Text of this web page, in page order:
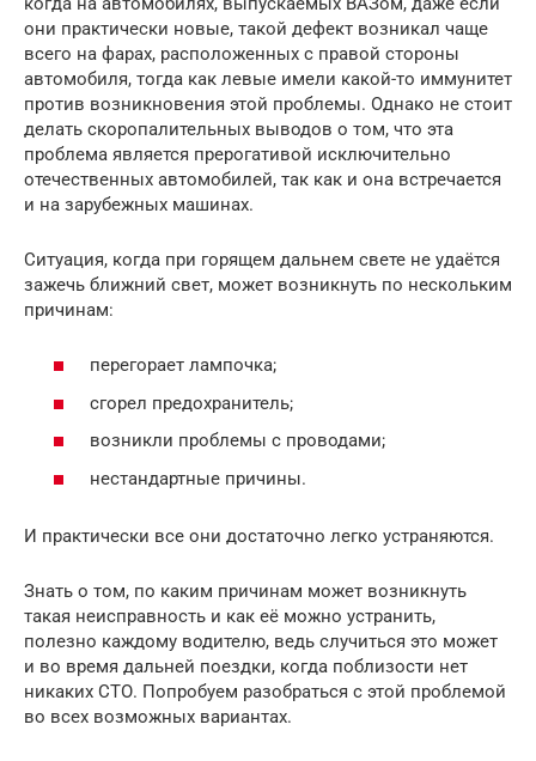
они практически новые, такой дефект возникал чаще
всего на фарах, расположенных с правой стороны
автомобиля, тогда как левые имели какой-то иммунитет
против возникновения этой проблемы. Однако не стоит
делать скоропалительных выводов о том, что эта
проблема является прерогативой исключительно
отечественных автомобилей, так как и она встречается
и на зарубежных машинах.
Ситуация, когда при горящем дальнем свете не удаётся
зажечь ближний свет, может возникнуть по нескольким
причинам:
перегорает лампочка;
сгорел предохранитель;
возникли проблемы с проводами;
нестандартные причины.
И практически все они достаточно легко устраняются.
Знать о том, по каким причинам может возникнуть
такая неисправность и как её можно устранить,
полезно каждому водителю, ведь случиться это может
и во время дальней поездки, когда поблизости нет
никаких СТО. Попробуем разобраться с этой проблемой
во всех возможных вариантах.